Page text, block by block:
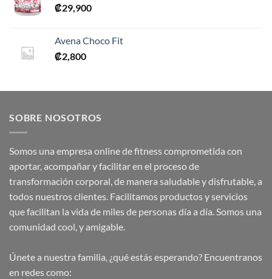
₡29,900
Avena Choco Fit
₡2,800
SOBRE NOSOTROS
Somos una empresa online de fitness comprometida con
aportar, acompañar y facilitar en el proceso de
transformación corporal, de manera saludable y disfrutable, a
todos nuestros clientes. Facilitamos productos y servicios
que facilitan la vida de miles de personas día a día. Somos una
comunidad cool, y amigable.
Únete a nuestra familia, ¿qué estás esperando? Encuentranos
en redes como: